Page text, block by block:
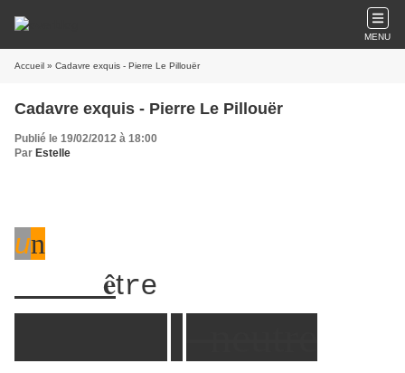
MENU
Accueil » Cadavre exquis - Pierre Le Pillouër
Cadavre exquis - Pierre Le Pillouër
Publié le 19/02/2012 à 18:00
Par Estelle
un
être